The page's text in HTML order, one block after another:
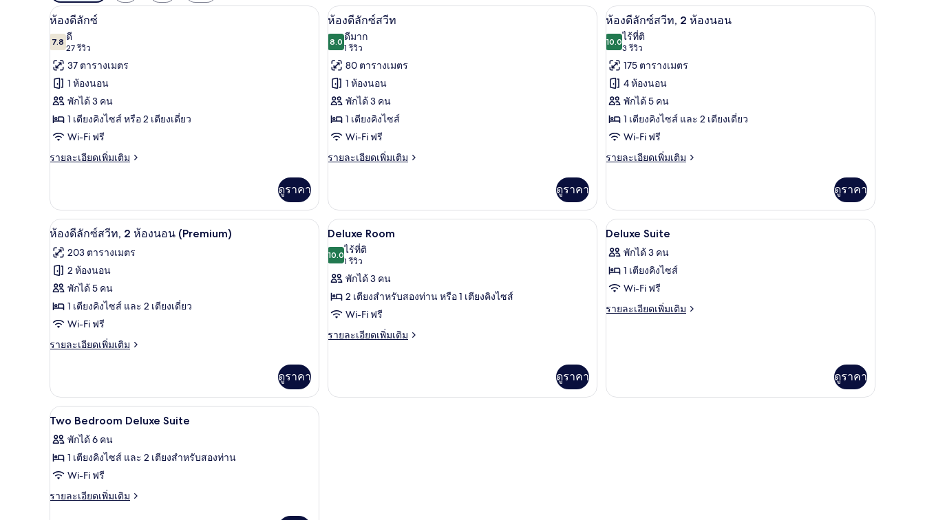
กรอง
ที่
มี
ให้
สำหรับ
ห้อง
พัก
เปิด
ภาพถ่าย
ทั้งหมด
ของ
ห้อง
ดี
ลัก
ซ์
มินิบาร์ฟรี, ตู้นิรภัยในห้องพัก, โต๊ะทำงาน, เตารีด/โต๊ะรีดผ้า
15
ห้องดีลักซ์
7.87.8 จาก 10
ดี
27 รีวิว
(27
รีวิว)
37 ตารางเมตร
1 ห้องนอน
พักได้ 3 คน
1 เตียงคิงไซส์ หรือ 2 เตียงเดี่ยว
Wi-Fi ฟรี
รายละเอียดเพิ่มเติม
ราย
เกี่ยว
กับ
ห้อง
ลัก
ซ์
ดูราคา
เปิด
ภาพถ่าย
ทั้งหมด
ของ
ห้อง
ดี
ลัก
ซ์
4
ห้องดีลักซ์สวีท
8.08.0 จาก 10
ดีมาก
1 รีวิว
(1
รีวิว)
80 ตารางเมตร
1 ห้องนอน
พักได้ 3 คน
1 เตียงคิงไซส์
Wi-Fi ฟรี
รายละเอียดเพิ่มเติม
ราย
เกี่ยว
กับ
ห้อง
ลัก
สวี
ท
ดูราคา
เปิด
ภาพถ่าย
ทั้งหมด
ของ
ห้อง
ดี
ลัก
ซ์
ห้อง
นอน
ห้องดีลักซ์สวีท, 2 ห้องนอน | บริเวณนั่งเล่น | ที
7
ห้องดีลักซ์สวีท, 2 ห้องนอน
10.010.0 จาก 10
ไร้ที่ติ
3 รีวิว
(3
รีวิว)
175 ตารางเมตร
4 ห้องนอน
พักได้ 5 คน
1 เตียงคิงไซส์ และ 2 เตียงเดี่ยว
Wi-Fi ฟรี
รายละเอียดเพิ่มเติม
ราย
เกี่ยว
กับ
ห้อง
ลัก
ซ์
ท,
2
ห้อง
ดูราคา
เปิด
ภาพถ่าย
ทั้งหมด
ของ
ห้อง
ดี
ลัก
สวีท,
2
ห้อง
นอน
(Premium)
ห้องดีลักซ์สวีท, 2 ห้องนอน (Premium) | บริเวณนั่งเล่น | ทีวีจอแอลซีดี
7
ห้องดีลักซ์สวีท, 2 ห้องนอน (Premium)
203 ตารางเมตร
2 ห้องนอน
พักได้ 5 คน
1 เตียงคิงไซส์ และ 2 เตียงเดี่ยว
Wi-Fi ฟรี
รายละเอียดเพิ่มเติม
ราย
เกี่ยว
กับ
ห้อง
ลัก
ซ์
ท,
2
ห้อง
ดูราคา
เปิด
ภาพถ่าย
ทั้งหมด
ของ
Deluxe
Room
มินิบาร์ฟรี, ตู้นิรภัยในห้องพัก, โต๊ะทำงาน, เตารีด/โต๊ะรีดผ้า
8
Deluxe Room
10.010.0 จาก 10
ไร้ที่ติ
1 รีวิว
(1
รีวิว)
พักได้ 3 คน
2 เตียงสำหรับสองท่าน หรือ 1 เตียงคิงไซส์
Wi-Fi ฟรี
รายละเอียดเพิ่มเติม
ราย
กับ
ดูราคา
เปิด
ภาพถ่าย
ทั้งหมด
ของ
Deluxe
มินิบาร์ฟรี, ตู้นิรภัยในห้องพัก, โต๊ะทำงาน, เตา
4
Deluxe Suite
พักได้ 3 คน
1 เตียงคิงไซส์
Wi-Fi ฟรี
รายละเอียดเพิ่มเติม
ราย
Suite
ดูราคา
เปิด
ภาพถ่าย
ทั้งหมด
ของ
Two
มินิบาร์ฟรี, ตู้นิรภัยในห้องพัก, โต๊ะทำงาน, เตารีด/โต๊ะรีดผ้า
5
Two Bedroom Deluxe Suite
พักได้ 6 คน
1 เตียงคิงไซส์ และ 2 เตียงสำหรับสองท่าน
Wi-Fi ฟรี
รายละเอียดเพิ่มเติม
ราย